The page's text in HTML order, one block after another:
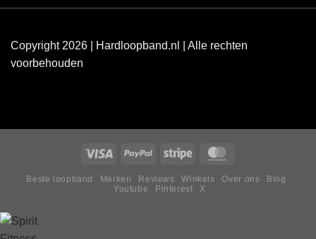
Copyright 2026 | Hardloopband.nl | Alle rechten
voorbehouden
Beste loopband Merken Reviews Winkels Over ons
Blog
Youtube
Pinterest X